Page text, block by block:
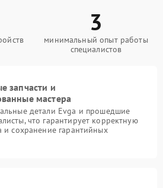
3
минимальный опыт работы
специалистов
запчасти и
мастера
детали Evga и прошедшие
что гарантирует корректную
и сохранение гарантийных